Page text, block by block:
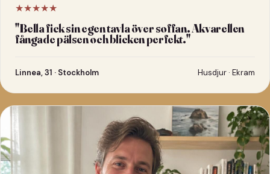
★★★★★
"Bella fick sin egen tavla över soffan. Akvarellen
fångade pälsen och blicken perfekt."
Linnea, 31 · Stockholm Husdjur · Ekram